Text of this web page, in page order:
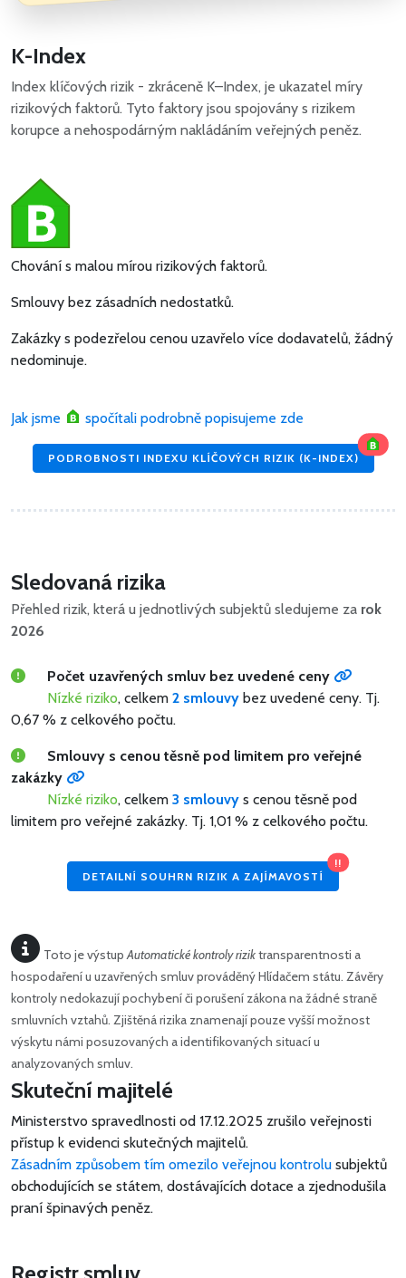
K-Index
Index klíčových rizik - zkráceně K–Index, je ukazatel míry
rizikových faktorů. Tyto faktory jsou spojovány s rizikem
korupce a nehospodárným nakládáním veřejných peněz.
Chování s malou mírou rizikových faktorů.
Smlouvy bez zásadních nedostatků.
Zakázky s podezřelou cenou uzavřelo více dodavatelů, žádný
nedominuje.
Jak jsme spočítali podrobně popisujeme zde
PODROBNOSTI INDEXU KLÍČOVÝCH RIZIK (K-INDEX)
Sledovaná rizika
Přehled rizik, která u jednotlivých subjektů sledujeme za rok
2026
Počet uzavřených smluv bez uvedené ceny
Nízké riziko, celkem 2 smlouvy bez uvedené ceny. Tj.
0,67 % z celkového počtu.
Smlouvy s cenou těsně pod limitem pro veřejné
zakázky
Nízké riziko, celkem 3 smlouvy s cenou těsně pod
limitem pro veřejné zakázky. Tj. 1,01 % z celkového počtu.
DETAILNÍ SOUHRN RIZIK A ZAJÍMAVOSTÍ
!!
Toto je výstupAutomatické kontroly riziktransparentnosti a
hospodaření u uzavřených smluv prováděný Hlídačem státu. Závěry
kontroly nedokazují pochybení či porušení zákona na žádné straně
smluvních vztahů. Zjištěná rizika znamenají pouze vyšší možnost
výskytu námi posuzovaných a identifikovaných situací u
analyzovaných smluv.
Skuteční majitelé
Ministerstvo spravedlnosti od 17.12.2025 zrušilo veřejnosti
přístup k evidenci skutečných majitelů.
Zásadním způsobem tím omezilo veřejnou kontrolu subjektů
obchodujících se státem, dostávajících dotace a zjednodušila
praní špinavých peněz.